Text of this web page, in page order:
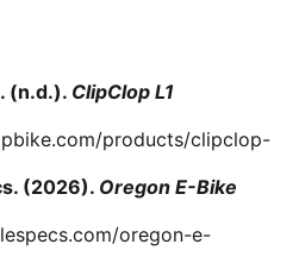
(n.d.). ClipClop L1
products/clipclop-
(2026). Oregon E-Bike
oregon-e-